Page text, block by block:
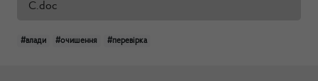
С.doc
#влади #очишення #перевірка